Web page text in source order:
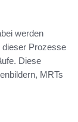
werden
dieser Prozesse
Diese
MRTs